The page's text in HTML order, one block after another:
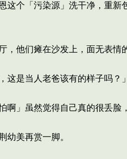
个「污染源」洗干净，重新
，他们瘫在沙发上，面无表情
这是当人老爸该有的样子吗？
啊」虽然觉得自己真的很丢脸
美再赏一脚。